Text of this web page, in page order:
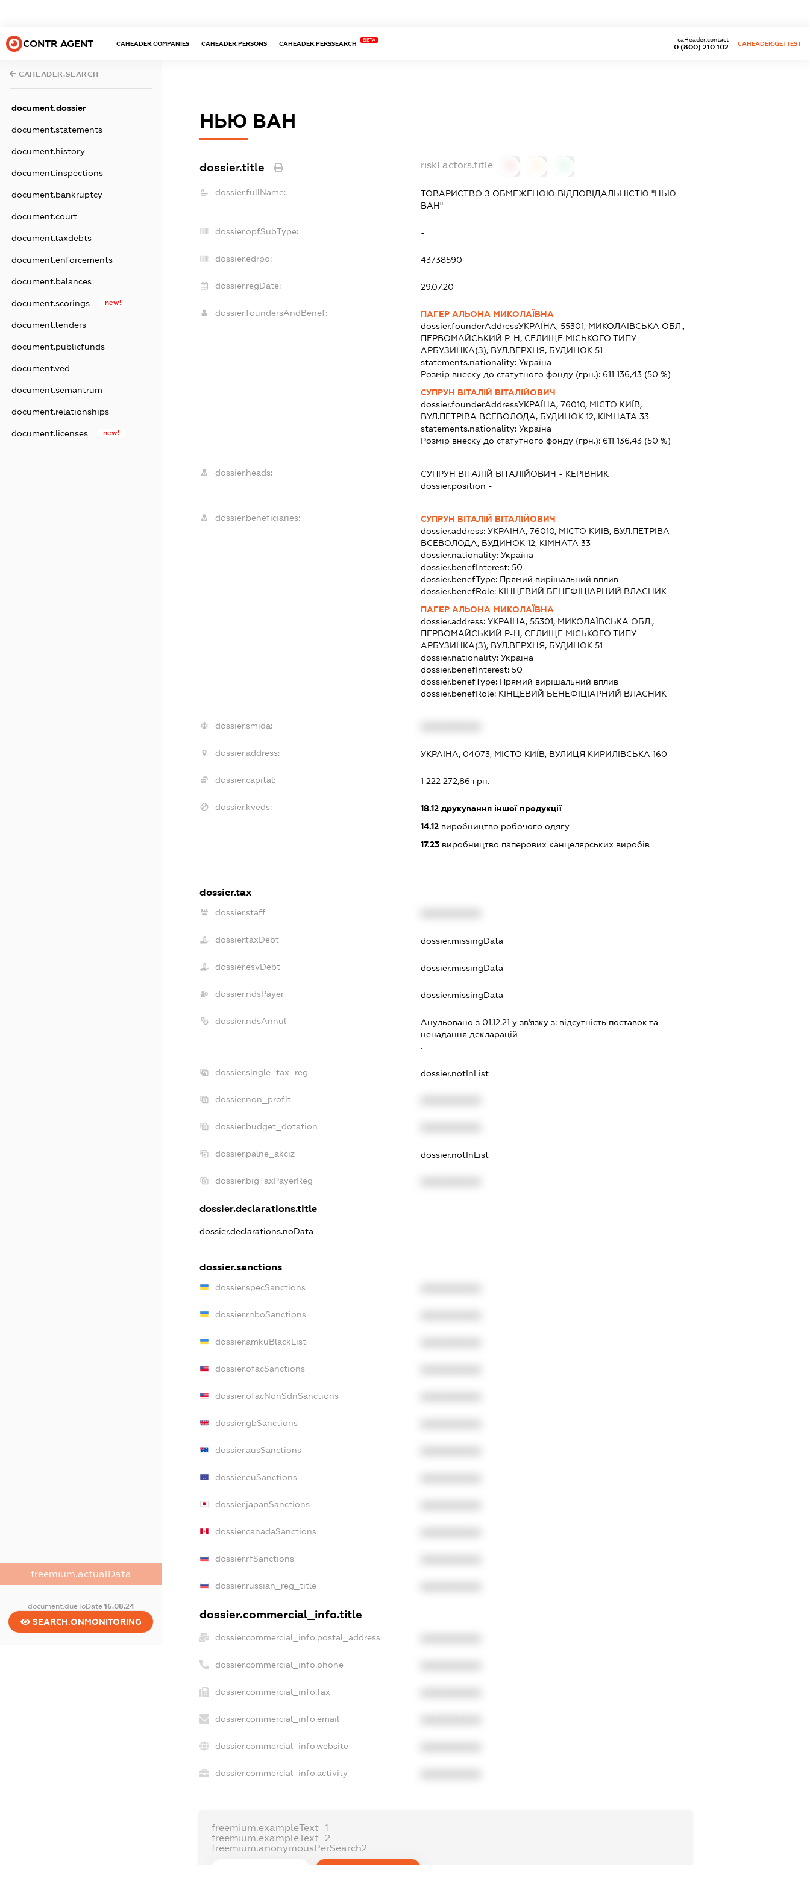
CONTR AGENT CAHEADER.COMPANIES CAHEADER.PERSONS CAHEADER.PERSSEARCH
BETA
0 (800) 210 102
caHeader.contact
CAHEADER.GETTEST
CAHEADER.SEARCH
document.dossier
document.statements
document.history
document.inspections
document.bankruptcy
document.court
document.taxdebts
document.enforcements
document.balances
document.scorings new!
document.tenders
document.publicfunds
document.ved
document.semantrum
document.relationships
document.licenses new!
freemium.actualData
document.dueToDate 16.08.24
SEARCH.ONMONITORING
НЬЮ ВАН
dossier.title riskFactors.title
dossier.fullName:
ТОВАРИСТВО З ОБМЕЖЕНОЮ ВІДПОВІДАЛЬНІСТЮ "НЬЮ
ВАН"
dossier.opfSubType: -
dossier.edrpo: 43738590
dossier.regDate: 29.07.20
dossier.foundersAndBenef:
ПАГЕР АЛЬОНА МИКОЛАЇВНА
dossier.founderAddressУКРАЇНА, 55301, МИКОЛАЇВСЬКА ОБЛ.,
ПЕРВОМАЙСЬКИЙ Р-Н, СЕЛИЩЕ МІСЬКОГО ТИПУ
АРБУЗИНКА(З), ВУЛ.ВЕРХНЯ, БУДИНОК 51
statements.nationality:Україна
Розмір внеску до статутного фонду (грн.): 611 136,43 (50 %)
СУПРУН ВІТАЛІЙ ВІТАЛІЙОВИЧ
dossier.founderAddressУКРАЇНА, 76010, МІСТО КИЇВ,
ВУЛ.ПЕТРІВА ВСЕВОЛОДА, БУДИНОК 12, КІМНАТА 33
statements.nationality:Україна
Розмір внеску до статутного фонду (грн.): 611 136,43 (50 %)
dossier.heads: СУПРУН ВІТАЛІЙ ВІТАЛІЙОВИЧ - КЕРІВНИК
dossier.position -
dossier.beneficiaries:
СУПРУН ВІТАЛІЙ ВІТАЛІЙОВИЧ
dossier.address:УКРАЇНА, 76010, МІСТО КИЇВ, ВУЛ.ПЕТРІВА
ВСЕВОЛОДА, БУДИНОК 12, КІМНАТА 33
dossier.nationality:Україна
dossier.benefInterest:50
dossier.benefType: Прямий вирішальний вплив
dossier.benefRole: КІНЦЕВИЙ БЕНЕФІЦІАРНИЙ ВЛАСНИК
ПАГЕР АЛЬОНА МИКОЛАЇВНА
dossier.address:УКРАЇНА, 55301, МИКОЛАЇВСЬКА ОБЛ.,
ПЕРВОМАЙСЬКИЙ Р-Н, СЕЛИЩЕ МІСЬКОГО ТИПУ
АРБУЗИНКА(З), ВУЛ.ВЕРХНЯ, БУДИНОК 51
dossier.nationality:Україна
dossier.benefInterest:50
dossier.benefType: Прямий вирішальний вплив
dossier.benefRole: КІНЦЕВИЙ БЕНЕФІЦІАРНИЙ ВЛАСНИК
dossier.smida:
dossier.address: УКРАЇНА, 04073, МІСТО КИЇВ, ВУЛИЦЯ КИРИЛІВСЬКА 160
dossier.capital: 1 222 272,86 грн.
dossier.kveds: 18.12 друкування іншої продукції
14.12 виробництво робочого одягу
17.23 виробництво паперових канцелярських виробів
dossier.tax
dossier.staff
dossier.taxDebt dossier.missingData
dossier.esvDebt dossier.missingData
dossier.ndsPayer dossier.missingData
dossier.ndsAnnul Анульовано з 01.12.21 у зв'язку з: вiдсутнiсть поставок та
ненадання декларацiй
.
dossier.single_tax_reg dossier.notInList
dossier.non_profit
dossier.budget_dotation
dossier.palne_akciz dossier.notInList
dossier.bigTaxPayerReg
dossier.declarations.title
dossier.declarations.noData
dossier.sanctions
dossier.specSanctions
dossier.rnboSanctions
dossier.amkuBlackList
dossier.ofacSanctions
dossier.ofacNonSdnSanctions
dossier.gbSanctions
dossier.ausSanctions
dossier.euSanctions
dossier.japanSanctions
dossier.canadaSanctions
dossier.rfSanctions
dossier.russian_reg_title
dossier.commercial_info.title
dossier.commercial_info.postal_address
dossier.commercial_info.phone
dossier.commercial_info.fax
dossier.commercial_info.email
dossier.commercial_info.website
dossier.commercial_info.activity
freemium.exampleText_1
freemium.exampleText_2
freemium.anonymousPerSearch2
FREEMIUM.REGISTER